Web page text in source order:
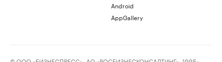
Android
AppGallery